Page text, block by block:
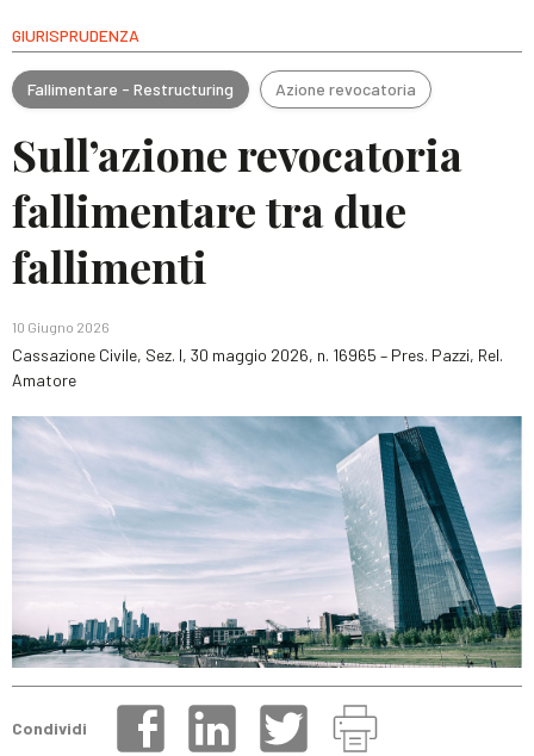
GIURISPRUDENZA
Fallimentare - Restructuring Azione revocatoria
Sull’azione revocatoria
fallimentare tra due
fallimenti
10 Giugno 2026
Cassazione Civile, Sez. I, 30 maggio 2026, n. 16965 – Pres. Pazzi, Rel.
Amatore
Condividi